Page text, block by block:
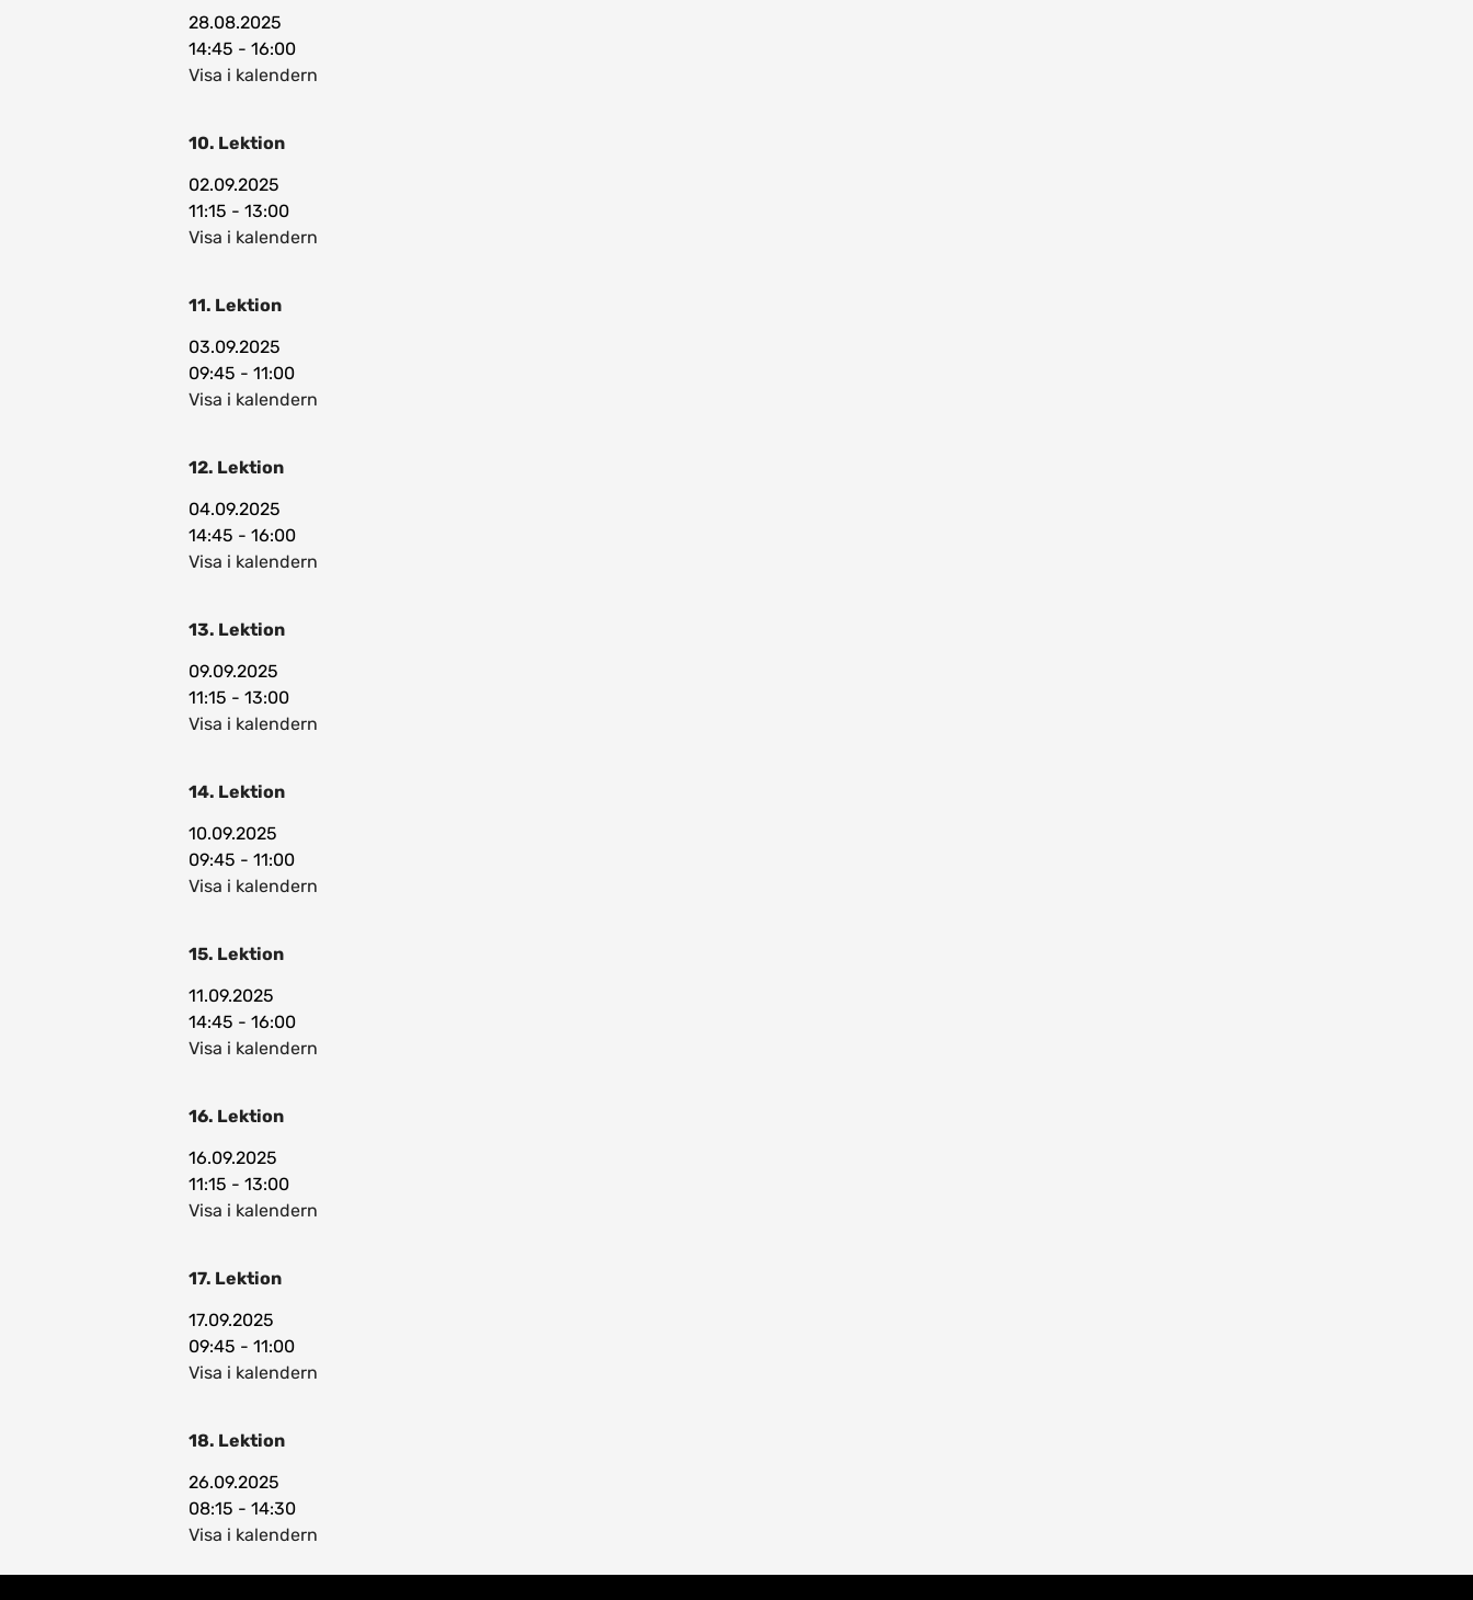
28.08.2025
14:45 - 16:00
Visa i kalendern
10. Lektion
02.09.2025
11:15 - 13:00
Visa i kalendern
11. Lektion
03.09.2025
09:45 - 11:00
Visa i kalendern
12. Lektion
04.09.2025
14:45 - 16:00
Visa i kalendern
13. Lektion
09.09.2025
11:15 - 13:00
Visa i kalendern
14. Lektion
10.09.2025
09:45 - 11:00
Visa i kalendern
15. Lektion
11.09.2025
14:45 - 16:00
Visa i kalendern
16. Lektion
16.09.2025
11:15 - 13:00
Visa i kalendern
17. Lektion
17.09.2025
09:45 - 11:00
Visa i kalendern
18. Lektion
26.09.2025
08:15 - 14:30
Visa i kalendern